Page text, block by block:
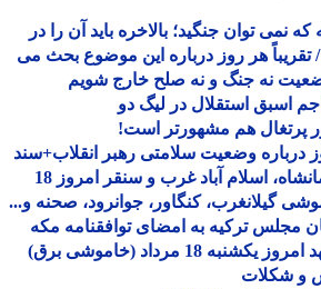
توان جنگید؛ بالاخره باید آن را در
هر روز درباره این موضوع بحث می
نه جنگ و نه صلح خارج شویم
استقلال در لیگ دو
هم مشهورتر است!
وضعیت سلامتی رهبر انقلاب+سند
جدول قطعی برق کرمانشاه، اسلام آباد غرب و سنقر امروز 18
ترکیه به امضای توافقنامه مکه
(خاموشی برق)
شکلات